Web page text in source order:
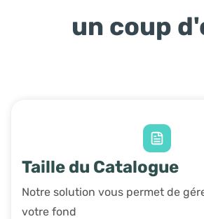
un coup
Taille du Catalogue
Notre solution vous permet de
votre fond